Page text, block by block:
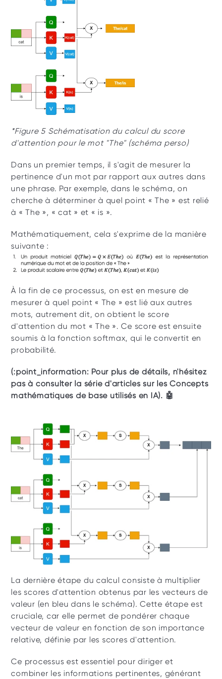
*Figure 5 Schématisation du calcul du score
d'attention pour le mot "The" (schéma perso)
Dans un premier temps, il s'agit de mesurer la
pertinence d'un mot par rapport aux autres dans
une phrase. Par exemple, dans le schéma, on
cherche à déterminer à quel point « The » est relié
à « The », « cat » et « is ».
Mathématiquement, cela s'exprime de la manière
suivante :
À la fin de ce processus, on est en mesure de
mesurer à quel point « The » est lié aux autres
mots, autrement dit, on obtient le score
d'attention du mot « The ». Ce score est ensuite
soumis à la fonction softmax, qui le convertit en
probabilité.
(:point_information: Pour plus de détails, n'hésitez
pas à consulter la série d'articles sur les Concepts
mathématiques de base utilisés en IA). 🤖
La dernière étape du calcul consiste à multiplier
les scores d'attention obtenus par les vecteurs de
valeur (en bleu dans le schéma). Cette étape est
cruciale, car elle permet de pondérer chaque
vecteur de valeur en fonction de son importance
relative, définie par les scores d'attention.
Ce processus est essentiel pour diriger et
combiner les informations pertinentes, générant